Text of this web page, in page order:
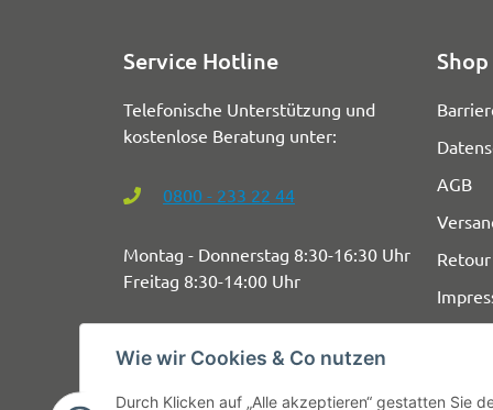
Wie wir Cookies & Co nutzen
Durch Klicken auf „Alle akzeptieren“ gestatten Sie
Service Hotline
Telefonische Unterstützung und
kostenlose Beratung unter:
0800 - 233 22 44
Montag - Donnerstag 8:30-16:30 Uhr
Freitag 8:30-14:00 Uhr
AGB
Retour